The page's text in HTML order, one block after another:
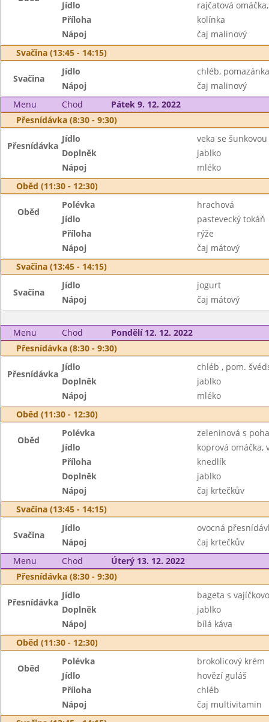
Jídlo
rajčatová
Příloha
kolínka
Nápoj
čaj malinový
Svačina (13:45 - 14:15)
Svačina
Jídlo
chléb,
Nápoj
čaj malinový
Menu
Chod
Pátek 9. 12. 2022
Přesnídávka (8:30 - 9:30)
Přesnídávka
Jídlo
veka se
Doplněk
jablko
Nápoj
mléko
Oběd (11:30 - 12:30)
Oběd
Polévka
hrachová
Jídlo
pastevecký tokáň
Příloha
rýže
Nápoj
čaj mátový
Svačina (13:45 - 14:15)
Svačina
Jídlo
jogurt
Nápoj
čaj mátový
Menu Chod
Pondělí 12. 12. 2022
Přesnídávka (8:30 - 9:30)
Přesnídávka
Jídlo
chléb , pom.
Doplněk
jablko
Nápoj
mléko
Oběd (11:30 - 12:30)
Oběd
Polévka
zeleninová s
Jídlo
koprová omáčka,
Příloha
knedlík
Doplněk
jablko
Nápoj
čaj krtečkův
Svačina (13:45 - 14:15)
Svačina
Jídlo
ovocná
Nápoj
čaj krtečkův
Menu
Chod
Úterý 13. 12. 2022
Přesnídávka (8:30 - 9:30)
Přesnídávka
Jídlo
bageta s
Doplněk
jablko
Nápoj
bílá káva
Oběd (11:30 - 12:30)
Oběd
Polévka
brokolicový krém
Jídlo
hovězí guláš
Příloha
chléb
Nápoj
čaj multivitamin